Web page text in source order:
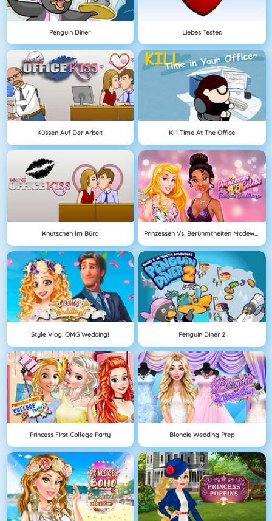
Penguin Diner Liebes Tester.
Küssen Auf Der Arbeit Kill Time At The Office
Knutschen Im Büro Prinzessen Vs. Berühmtheiten Modewettbewerb
Style Vlog: OMG Wedding! Penguin Diner 2
Princess First College Party Blondie Wedding Prep